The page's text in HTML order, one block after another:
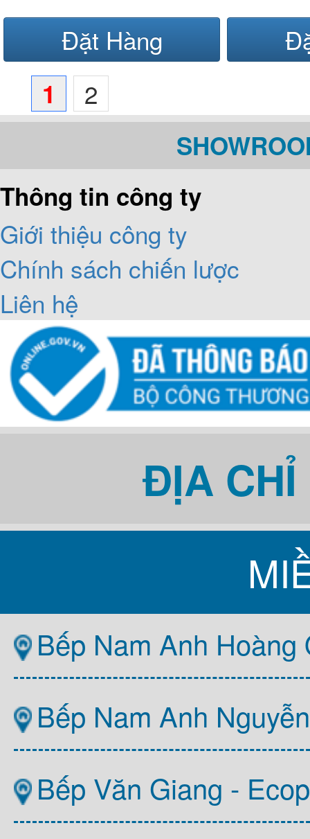
Đặt Hàng
1
2
Thông tin công ty
Giới thiệu công ty
Chính sách chiến lược
Liên hệ
ĐỊA CHỈ
Bếp Nam Anh
Bếp Nam Anh
Bếp Văn Giang -